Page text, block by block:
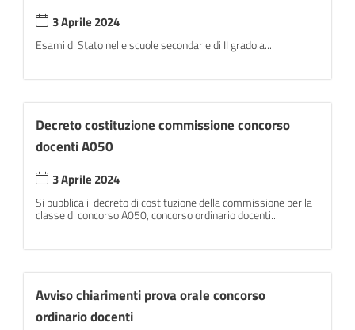
3 Aprile 2024
Esami di Stato nelle scuole secondarie di II grado a...
Decreto costituzione commissione concorso
docenti A050
3 Aprile 2024
Si pubblica il decreto di costituzione della commissione per la
classe di concorso A050, concorso ordinario docenti...
Avviso chiarimenti prova orale concorso
ordinario docenti